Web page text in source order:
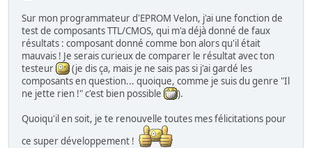
Sur mon programmateur d'EPROM Velon, j'ai une fonction de
test de composants TTL/CMOS, qui m'a déjà donné de faux
résultats : composant donné comme bon alors qu'il était
mauvais ! Je serais curieux de comparer le résultat avec ton
testeur
(je dis ça, mais je ne sais pas si j'ai gardé les
composants en question... quoique, comme je suis du genre "Il
ne jette rien !" c'est bien possible
).
Quoiqu'il en soit, je te renouvelle toutes mes félicitations pour
ce super développement !